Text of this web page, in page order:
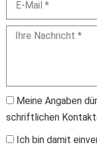
Meine Angaben
schriftlichen
Ich bin damit